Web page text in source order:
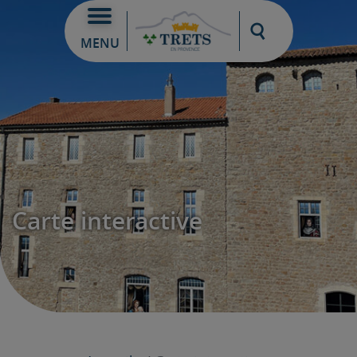
MENU
Moteur de
Carte interactive